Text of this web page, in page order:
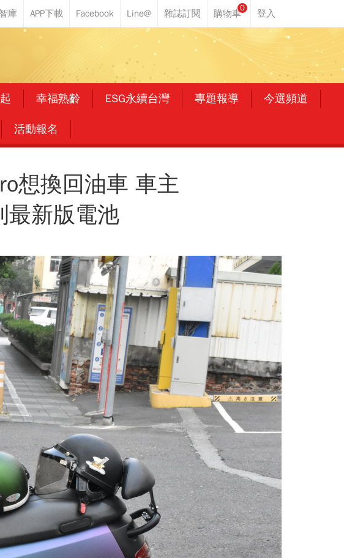
0
幸福熟齡 ESG永續台灣 專題報導 今選頻道
活動報名
想換回油車 車主
最新版電池